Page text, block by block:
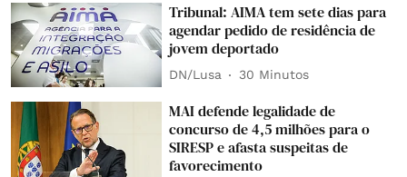
Tribunal: AIMA tem sete dias para
agendar pedido de residência de
jovem deportado
DN/Lusa 30 Minutos
MAI defende legalidade de
concurso de 4,5 milhões para o
SIRESP e afasta suspeitas de
favorecimento